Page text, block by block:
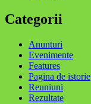
Categorii
Anunturi
Evenimente
Features
Pagina de istorie
Reuniuni
Rezultate